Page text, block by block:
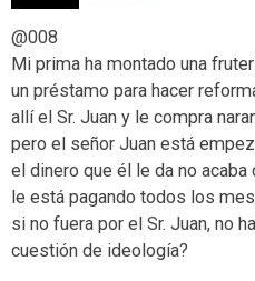
@008
Mi prima ha montado una
un préstamo para hacer
allí el Sr. Juan y le compra
pero el señor Juan está
el dinero que él le da no
le está pagando todos los
si no fuera por el Sr. Juan, no
cuestión de ideología?